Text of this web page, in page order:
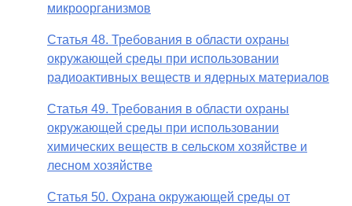
микроорганизмов
Статья 48. Требования в области охраны
окружающей среды при использовании
радиоактивных веществ и ядерных материалов
Статья 49. Требования в области охраны
окружающей среды при использовании
химических веществ в сельском хозяйстве и
лесном хозяйстве
Статья 50. Охрана окружающей среды от